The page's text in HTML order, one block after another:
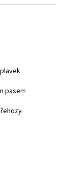
pasem